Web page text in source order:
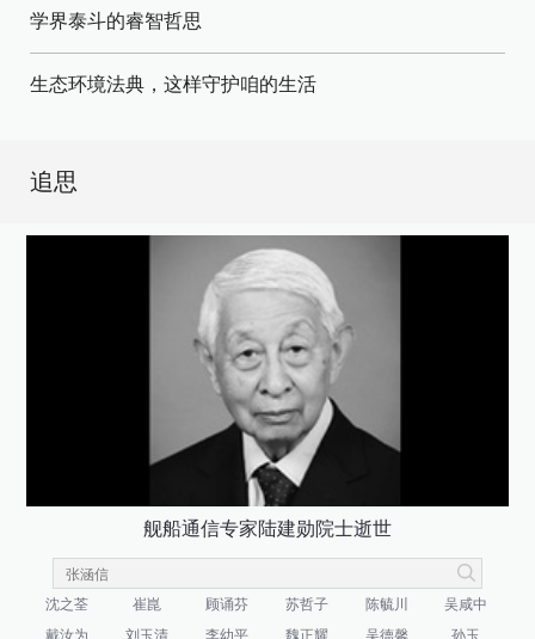
学界泰斗的睿智哲思
生态环境法典，这样守护咱的生活
追思
舰船通信专家陆建勋院士逝世
沈之荃 崔崑 顾诵芬 苏哲子 陈毓川
吴咸中
戴汝为
刘玉清 李幼平 魏正耀 吴德馨 孙玉